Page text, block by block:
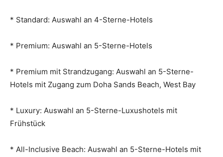
* Standard: Auswahl an 4-Sterne-Hotels
* Premium: Auswahl an 5-Sterne-Hotels
* Premium mit Strandzugang: Auswahl an 5-Sterne-
Hotels mit Zugang zum Doha Sands Beach, West Bay
* Luxury: Auswahl an 5-Sterne-Luxushotels mit
Frühstück
* All-Inclusive Beach: Auswahl an 5-Sterne-Hotels mit